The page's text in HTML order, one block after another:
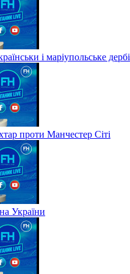
і маріупольське дербі
проти Манчестер Сіті
України